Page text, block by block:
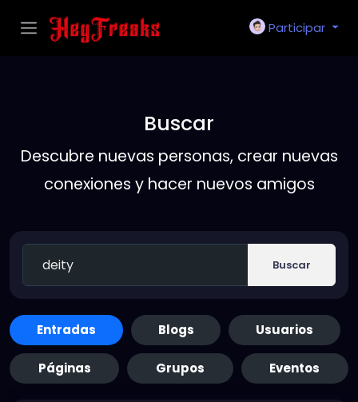
Participar
Buscar
Descubre nuevas personas, crear nuevas
conexiones y hacer nuevos amigos
Buscar
Entradas Blogs Usuarios
Páginas Grupos Eventos